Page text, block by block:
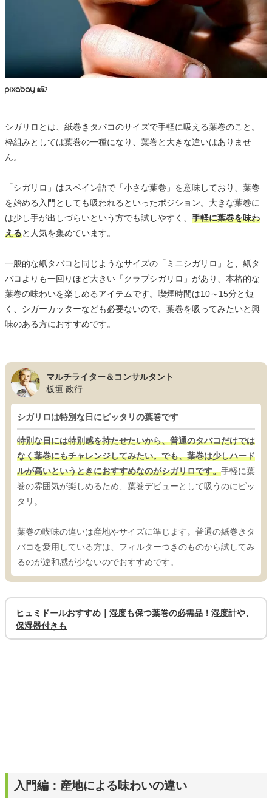
シガリロとは、紙巻きタバコのサイズで手軽に吸える葉巻のこと。
枠組みとしては葉巻の一種になり、葉巻と大きな違いはありませ
ん。
「シガリロ」はスペイン語で「小さな葉巻」を意味しており、葉巻
を始める入門としても吸われるといったポジション。大きな葉巻に
は少し手が出しづらいという方でも試しやすく、 手軽に葉巻を味わ
えると人気を集めています。
一般的な紙タバコと同じようなサイズの「ミニシガリロ」と、紙タ
バコよりも一回りほど大きい「クラブシガリロ」があり、本格的な
葉巻の味わいを楽しめるアイテムです。喫煙時間は10～15分と短
く、シガーカッターなども必要ないので、葉巻を吸ってみたいと興
味のある方におすすめです。
マルチライター＆コンサルタント
板垣 政行
シガリロは特別な日にピッタリの葉巻です
特別な日には特別感を持たせたいから、普通のタバコだけでは
なく葉巻にもチャレンジしてみたい。でも、葉巻は少しハード
ルが高いというときにおすすめなのがシガリロです。手軽に葉
巻の雰囲気が楽しめるため、葉巻デビューとして吸うのにピッ
タリ。
葉巻の喫味の違いは産地やサイズに準じます。普通の紙巻きタ
バコを愛用している方は、フィルターつきのものから試してみ
るのが違和感が少ないのでおすすめです。
ヒュミドールおすすめ｜湿度も保つ葉巻の必需品！湿度計や、
保湿器付きも
入門編：産地による味わいの違い